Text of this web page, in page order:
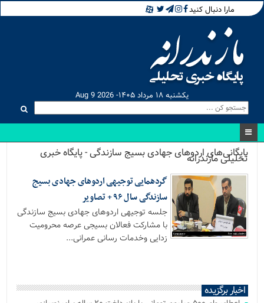
مارا دنبال کنید
یکشنبه ۱۸ مرداد ۱۴۰۵- Aug 9 2026
بایگانی‌های اردوهای جهادی بسیج سازندگی - پایگاه خبری
تحلیلی مازندرانه
گردهمایی توجیهی اردوهای جهادی بسیج
سازندگی سال ۹۶ + تصاویر
جلسه توجیهی اردوهای جهادی بسیج سازندگی
با مشارکت فعالان بسیجی عرصه محرومیت
زدایی وخدمات رسانی عمرانی...
اخبار برگزیده